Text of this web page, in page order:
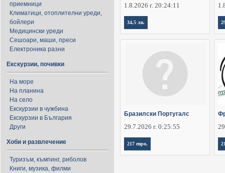
приемници
Климатици, отоплителни уреди,
бойлери
Медицински уреди
Сешоари, маши, преси
Електроника разни
Екскурзии, почивки
На море
На планина
На село
Екскурзии в чужбина
Екскурзии в България
Други
Хоби и развлечение
Туризъм, къмпинг, риболов
Книги, музика, филми
1.8.2026 г. 20:24:11
34,5 лв.
Бразилски Португалс
29.7.2026 г. 0:25:55
217 евро.